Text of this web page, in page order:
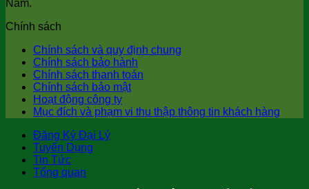
Nam.
Chính sách
Chính sách và quy định chung
Chính sách bảo hành
Chính sách thanh toán
Chính sách bảo mật
Hoạt động công ty
Mục đích và phạm vi thu thập thông tin khách hàng
Đăng Ký Đại Lý
Tuyển Dụng
Tin Tức
Tổng quan